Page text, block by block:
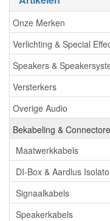
Onze Merken
Verlichting & Special
Speakers &
Versterkers
Overige Audio
Bekabeling &
Maatwerkkabels
DI-Box & Aardlus
Signaalkabels
Speakerkabels